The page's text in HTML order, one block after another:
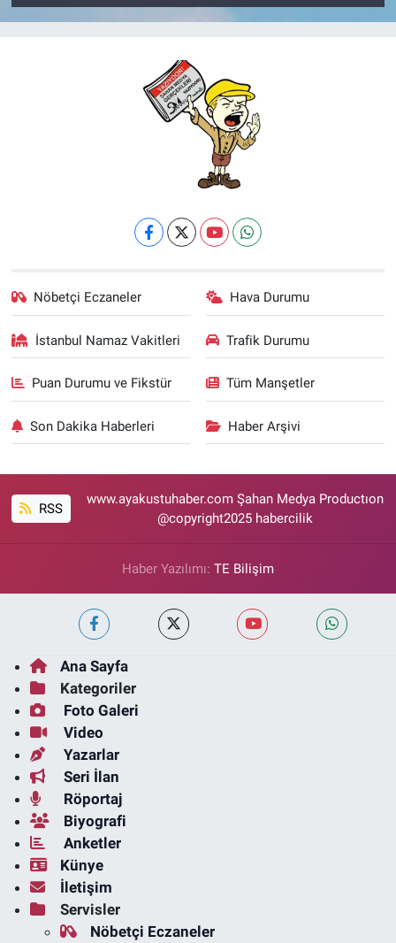
Nöbetçi Eczaneler Hava Durumu
İstanbul Namaz Vakitleri Trafik Durumu
Puan Durumu ve Fikstür Tüm Manşetler
Son Dakika Haberleri Haber Arşivi
RSS
www.ayakustuhaber.com Şahan Medya Productıon
@copyright2025 habercilik
Haber Yazılımı: TE Bilişim
Ana Sayfa
Kategoriler
Foto Galeri
Video
Yazarlar
Seri İlan
Röportaj
Biyografi
Anketler
Künye
İletişim
Servisler
Nöbetçi Eczaneler